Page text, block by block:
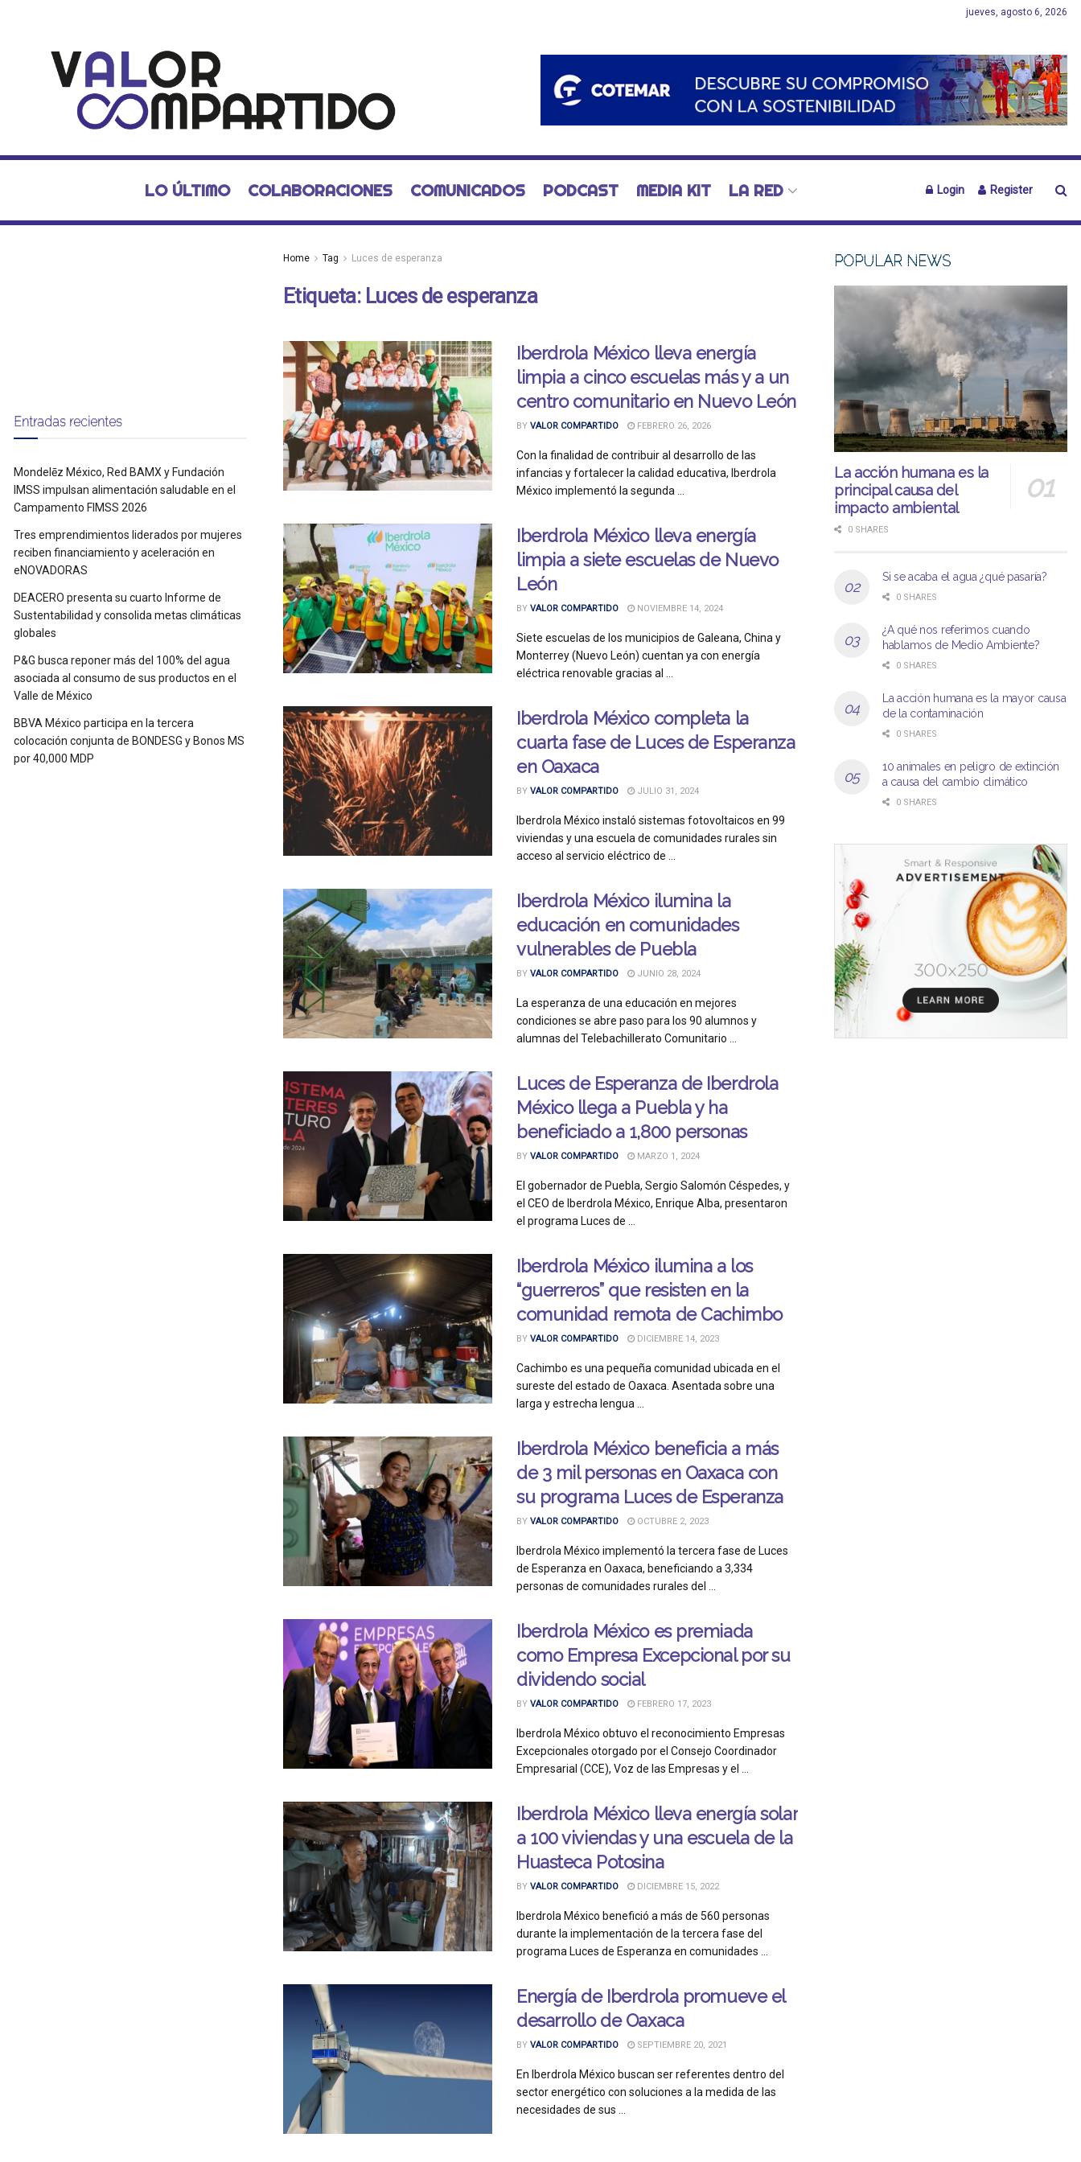
jueves, agosto 6, 2026
LO ÚLTIMO COLABORACIONES COMUNICADOS PODCAST MEDIA KIT LA RED Login Register
Home Tag Luces de esperanza
Etiqueta: Luces de esperanza
Iberdrola México lleva energía
limpia a cinco escuelas más y a un
centro comunitario en Nuevo León
BY VALOR COMPARTIDO FEBRERO 26, 2026
Con la finalidad de contribuir al desarrollo de las
infancias y fortalecer la calidad educativa, Iberdrola
México implementó la segunda ...
Iberdrola México lleva energía
limpia a siete escuelas de Nuevo
León
BY VALOR COMPARTIDO NOVIEMBRE 14, 2024
Siete escuelas de los municipios de Galeana, China y
Monterrey (Nuevo León) cuentan ya con energía
eléctrica renovable gracias al ...
Iberdrola México completa la
cuarta fase de Luces de Esperanza
en Oaxaca
BY VALOR COMPARTIDO JULIO 31, 2024
Iberdrola México instaló sistemas fotovoltaicos en 99
viviendas y una escuela de comunidades rurales sin
acceso al servicio eléctrico de ...
Iberdrola México ilumina la
educación en comunidades
vulnerables de Puebla
BY VALOR COMPARTIDO JUNIO 28, 2024
La esperanza de una educación en mejores
condiciones se abre paso para los 90 alumnos y
alumnas del Telebachillerato Comunitario ...
Luces de Esperanza de Iberdrola
México llega a Puebla y ha
beneficiado a 1,800 personas
BY VALOR COMPARTIDO MARZO 1, 2024
El gobernador de Puebla, Sergio Salomón Céspedes, y
el CEO de Iberdrola México, Enrique Alba, presentaron
el programa Luces de ...
Iberdrola México ilumina a los
“guerreros” que resisten en la
comunidad remota de Cachimbo
BY VALOR COMPARTIDO DICIEMBRE 14, 2023
Cachimbo es una pequeña comunidad ubicada en el
sureste del estado de Oaxaca. Asentada sobre una
larga y estrecha lengua ...
Iberdrola México beneficia a más
de 3 mil personas en Oaxaca con
su programa Luces de Esperanza
BY VALOR COMPARTIDO OCTUBRE 2, 2023
Iberdrola México implementó la tercera fase de Luces
de Esperanza en Oaxaca, beneficiando a 3,334
personas de comunidades rurales del ...
Iberdrola México es premiada
como Empresa Excepcional por su
dividendo social
BY VALOR COMPARTIDO FEBRERO 17, 2023
Iberdrola México obtuvo el reconocimiento Empresas
Excepcionales otorgado por el Consejo Coordinador
Empresarial (CCE), Voz de las Empresas y el ...
Iberdrola México lleva energía solar
a 100 viviendas y una escuela de la
Huasteca Potosina
BY VALOR COMPARTIDO DICIEMBRE 15, 2022
Iberdrola México benefició a más de 560 personas
durante la implementación de la tercera fase del
programa Luces de Esperanza en comunidades ...
Energía de Iberdrola promueve el
desarrollo de Oaxaca
BY VALOR COMPARTIDO SEPTIEMBRE 20, 2021
En Iberdrola México buscan ser referentes dentro del
sector energético con soluciones a la medida de las
necesidades de sus ...
Entradas recientes
Mondelēz México, Red BAMX y Fundación
IMSS impulsan alimentación saludable en el
Campamento FIMSS 2026
Tres emprendimientos liderados por mujeres
reciben financiamiento y aceleración en
eNOVADORAS
DEACERO presenta su cuarto Informe de
Sustentabilidad y consolida metas climáticas
globales
P&G busca reponer más del 100% del agua
asociada al consumo de sus productos en el
Valle de México
BBVA México participa en la tercera
colocación conjunta de BONDESG y Bonos MS
por 40,000 MDP
POPULAR NEWS
La acción humana es la
principal causa del
impacto ambiental
0 SHARES
Si se acaba el agua ¿qué pasaría?
0 SHARES
¿A qué nos referimos cuando
hablamos de Medio Ambiente?
0 SHARES
La acción humana es la mayor causa
de la contaminación
0 SHARES
10 animales en peligro de extinción
a causa del cambio climático
0 SHARES